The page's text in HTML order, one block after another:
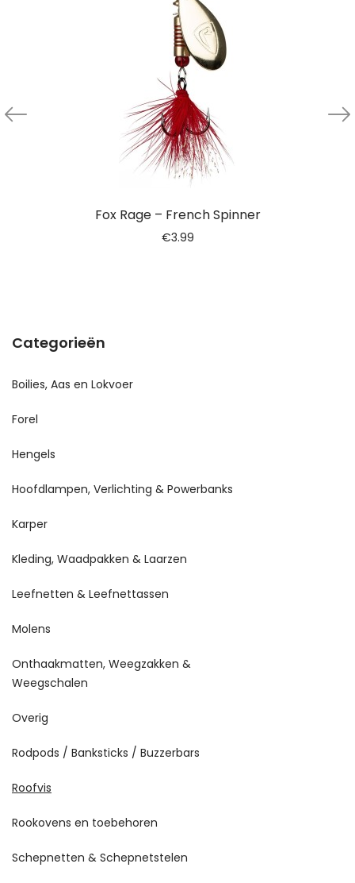
Fox Rage – French Spinner
€3.99
Categorieën
Boilies, Aas en Lokvoer
Forel
Hengels
Hoofdlampen, Verlichting & Powerbanks
Karper
Kleding, Waadpakken & Laarzen
Leefnetten & Leefnettassen
Molens
Onthaakmatten, Weegzakken &
Weegschalen
Overig
Rodpods / Banksticks / Buzzerbars
Roofvis
Rookovens en toebehoren
Schepnetten & Schepnetstelen